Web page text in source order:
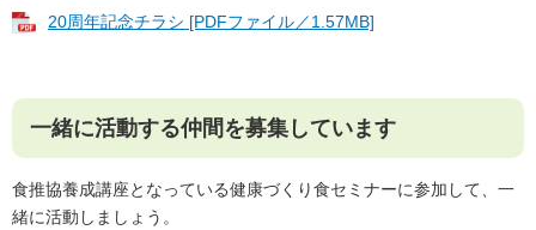
20周年記念チラシ [PDFファイル／1.57MB]
一緒に活動する仲間を募集しています
食推協養成講座となっている健康づくり食セミナーに参加して、一
緒に活動しましょう。